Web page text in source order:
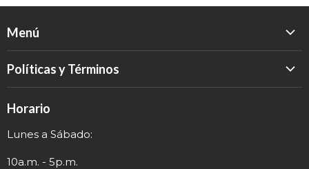
Menú
Eventos
Políticas y Términos
Política de Privacidad
Términos y Envío
Información de Contacto
Horario
Lunes a Sábado:
10a.m. - 5p.m.